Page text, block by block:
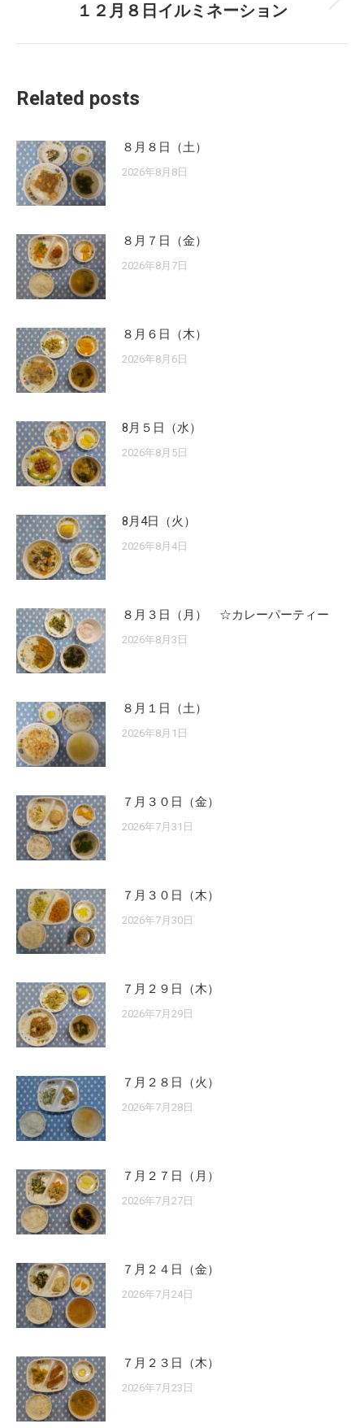
Next
１２月８日イルミネーション
Related posts
８月８日（土）
2026年8月8日
８月７日（金）
2026年8月7日
８月６日（木）
2026年8月6日
8月５日（水）
2026年8月5日
8月4日（火）
2026年8月4日
８月３日（月） ☆カレーパーティー
2026年8月3日
８月１日（土）
2026年8月1日
７月３０日（金）
2026年7月31日
７月３０日（木）
2026年7月30日
７月２９日（木）
2026年7月29日
７月２８日（火）
2026年7月28日
７月２７日（月）
2026年7月27日
７月２４日（金）
2026年7月24日
７月２３日（木）
2026年7月23日